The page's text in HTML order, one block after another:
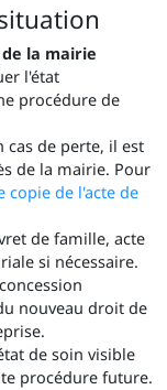
la mairie
l'état
procédure de
de perte, il est
de la mairie. Pour
copie de l'acte de
de famille, acte
si nécessaire.
nouveau droit de
de soin visible
procédure future.